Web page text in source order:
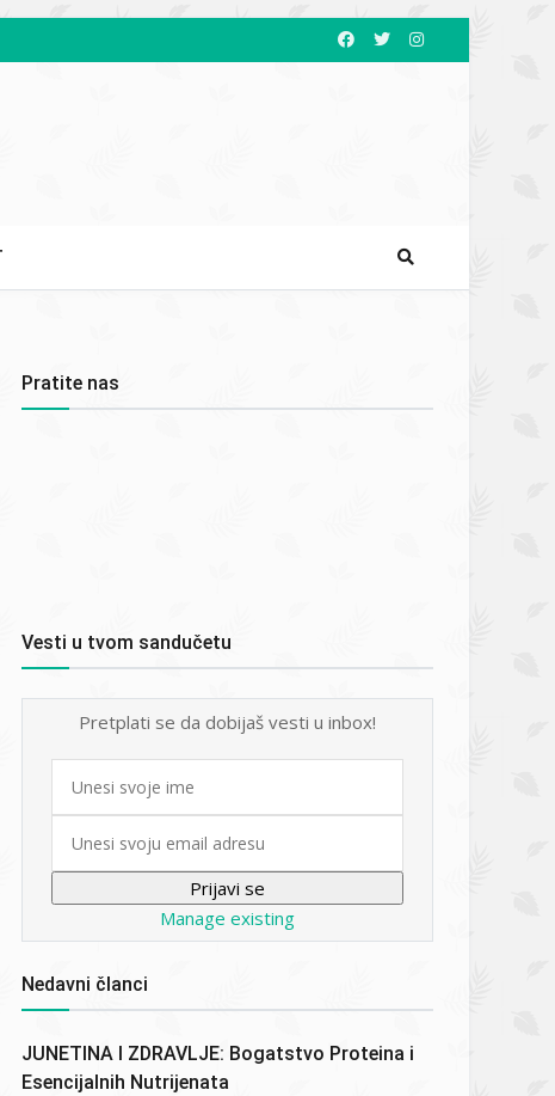
Pratite nas
Vesti u tvom sandučetu
Pretplati se da dobijaš vesti u inbox!
First
Manage existing
Nedavni članci
JUNETINA I ZDRAVLJE: Bogatstvo Proteina i
Esencijalnih Nutrijenata